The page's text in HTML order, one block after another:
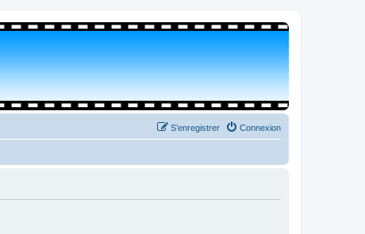
Connexion
S’enregistrer